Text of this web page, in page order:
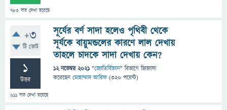
783 বার দেখা হয়েছে
+3
টি ভোট
1
উত্তর
611 বার দেখা হয়েছে
সূর্যের বর্ণ সাদা হলেও পৃথিবী থেকে
সূর্যকে বায়ুমন্ডলের কারণে লাল দেখায়
তাহলে চাদকে সাদা দেখায় কেন?
12 নভেম্বর 2021 "জ্যোতির্বিজ্ঞান" বিভাগে জিজ্ঞাসা
করেছেনমোহাম্মাদ আরিফ (320 পয়েন্ট)